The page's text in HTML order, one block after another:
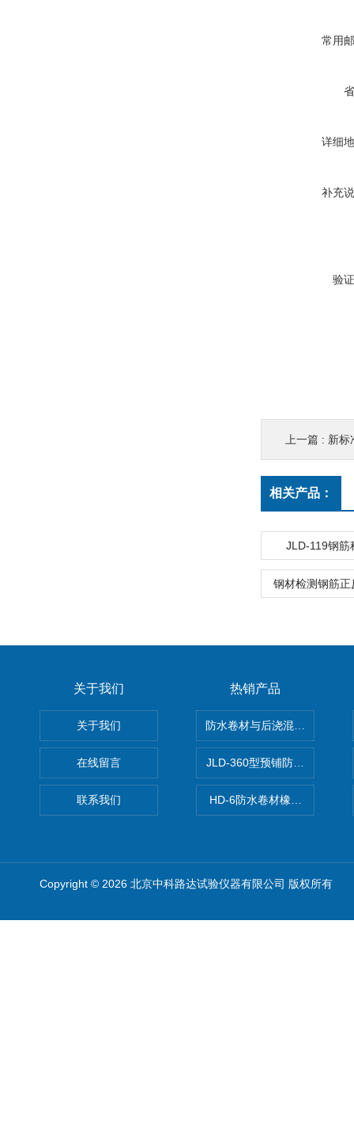
常用
详细
补充
验
上一篇 : 新标
相关产品：
JLD-119钢筋
钢材检测钢筋
关于我们
关于我们
在线留言
联系我们
热销产品
防水卷材与后浇混凝土剥离强
JLD-360型预铺防水卷材抗冲
HD-6防水卷材橡胶测厚仪
Copyright © 2026 北京中科路达试验仪器有限公司 版权所有